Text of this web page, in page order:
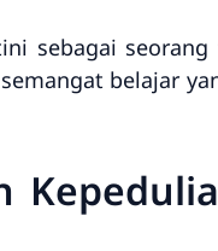
sebagai
belajar